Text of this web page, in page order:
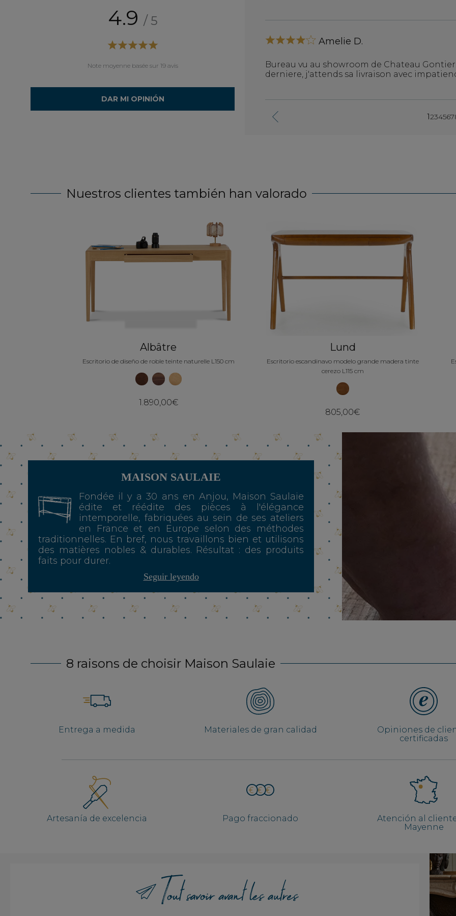
4.9 / 5
Note moyenne basée sur 19 avis
DAR MI OPINIÓN
ce modèle exactement car nous adorons le design. le
Nous recommandons
Amelie D.
Bureau vu au showroom de Chateau
derniere, j'attends sa livraison avec
1234567
Nuestros clientes también han valorado
Albâtre
Escritorio de diseño de roble teinte naturelle L150 cm
1.890,00€
Lund
Escritorio escandinavo modelo grande madera tinte
cerezo L115 cm
805,00€
MAISON SAULAIE
Fondée il y a 30 ans en Anjou, Maison Saulaie
édite et réédite des pièces à l'élégance
intemporelle, fabriquées au sein de ses ateliers
en France et en Europe selon des méthodes
traditionnelles. En bref, nous travaillons bien et utilisons
des matières nobles & durables. Résultat : des produits
faits pour durer.
Seguir leyendo
8 raisons de choisir Maison Saulaie
Entrega a medida Materiales de gran calidad
Opiniones de
certificadas
Artesanía de excelencia Pago fraccionado
Atención al
Mayenne